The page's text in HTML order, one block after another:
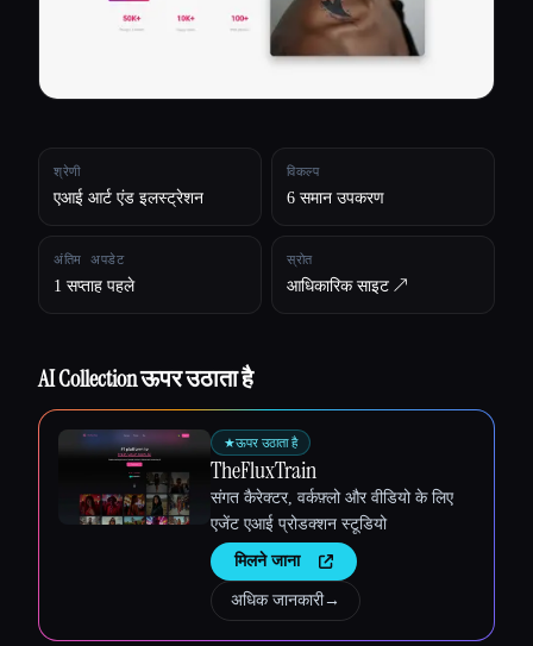
श्रेणी
एआई आर्ट एंड इलस्ट्रेशन
विकल्प
6 समान उपकरण
अंतिम अपडेट
1 सप्ताह पहले
स्रोत
आधिकारिक साइट ↗︎
AI Collection ऊपर उठाता है
★ऊपर उठाता है
TheFluxTrain
संगत कैरेक्टर, वर्कफ़्लो और वीडियो के लिए
एजेंट एआई प्रोडक्शन स्टूडियो
मिलने जाना
अधिक जानकारी→